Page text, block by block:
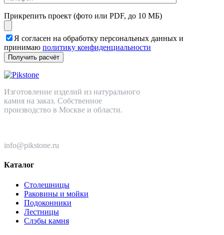
Прикрепить проект (фото или PDF, до 10 МБ)
Я согласен на обработку персональных данных и
принимаю политику конфиденциальности
Изготовление изделий из натурального
камня на заказ. Собственное
производство в Москве и области.
info@pikstone.ru
Каталог
Столешницы
Раковины и мойки
Подоконники
Лестницы
Слэбы камня